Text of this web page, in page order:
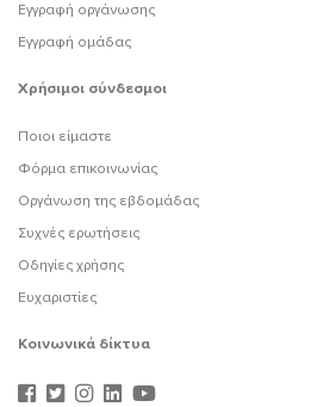
Εγγραφή οργάνωσης
Εγγραφή ομάδας
Χρήσιμοι σύνδεσμοι
Ποιοι είμαστε
Φόρμα επικοινωνίας
Οργάνωση της εβδομάδας
Συχνές ερωτήσεις
Οδηγίες χρήσης
Ευχαριστίες
Κοινωνικά δίκτυα